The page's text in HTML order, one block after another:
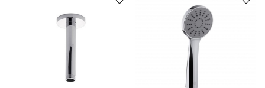
Hablemos...
Solo tenes que decirme: Hola